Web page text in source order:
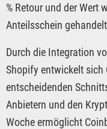
% Retour und der Wert
Anteilsschein
Durch die Integration
Shopify entwickelt sich
entscheidenden
Anbietern und den
Woche ermöglicht